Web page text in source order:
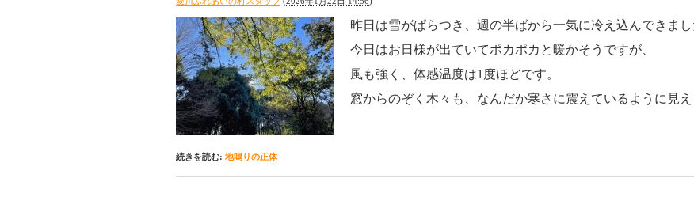
昨日は雪がぱらつき、週の半ばから一気に冷え込んできまし
今日はお日様が出ていてポカポカと暖かそうですが、
風も強く、体感温度は1度ほどです。
窓からのぞく木々も、なんだか寒さに震えているように見え
続きを読む: 地鳴りの正体